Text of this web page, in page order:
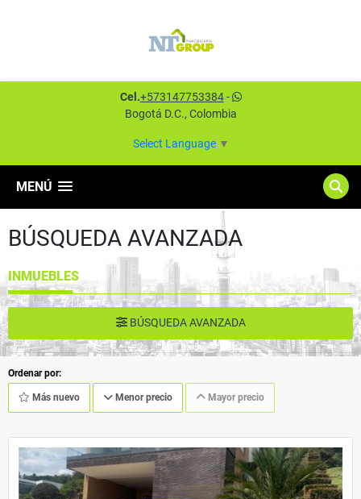
Cel.+573147753384-
Bogotá D.C., Colombia
Select Language ▼
MENÚ
BÚSQUEDA AVANZADA
INMUEBLES
BÚSQUEDA AVANZADA
Ordenar por:
Más nuevo Menor precio Mayor precio